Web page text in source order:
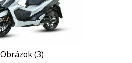
Obrázok (3)